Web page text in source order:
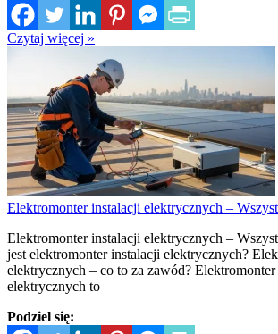
Czytaj więcej »
Elektromonter instalacji elektrycznych –
Elektromonter instalacji elektrycznych –
jest elektromonter instalacji elektrycznych?
elektrycznych – co to za zawód?
elektrycznych to
Podziel się: